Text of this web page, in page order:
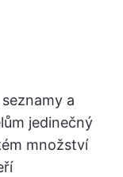
a
jedinečný
množství